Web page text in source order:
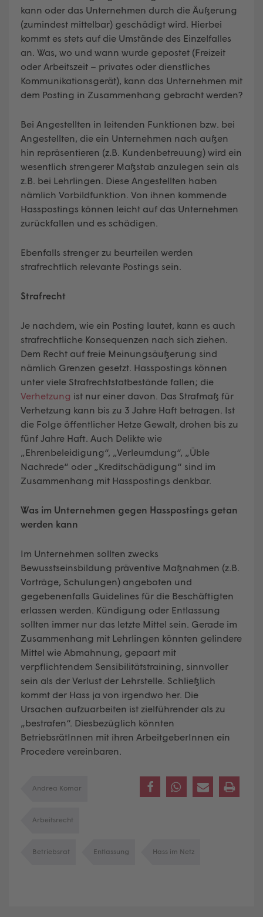
kann oder das Unternehmen durch die Äußerung
(zumindest mittelbar) geschädigt wird. Hierbei
kommt es stets auf die Umstände des Einzelfalles
an. Was, wo und wann wurde gepostet (Freizeit
oder Arbeitszeit – privates oder dienstliches
Kommunikationsgerät), kann das Unternehmen mit
dem Posting in Zusammenhang gebracht werden?
Bei Angestellten in leitenden Funktionen bzw. bei
Angestellten, die ein Unternehmen nach außen
hin repräsentieren (z.B. Kundenbetreuung) wird ein
wesentlich strengerer Maßstab anzulegen sein als
z.B. bei Lehrlingen. Diese Angestellten haben
nämlich Vorbildfunktion. Von ihnen kommende
Hasspostings können leicht auf das Unternehmen
zurückfallen und es schädigen.
Ebenfalls strenger zu beurteilen werden
strafrechtlich relevante Postings sein.
Strafrecht
Je nachdem, wie ein Posting lautet, kann es auch
strafrechtliche Konsequenzen nach sich ziehen.
Dem Recht auf freie Meinungsäußerung sind
nämlich Grenzen gesetzt. Hasspostings können
unter viele Strafrechtstatbestände fallen; die
Verhetzung ist nur einer davon. Das Strafmaß für
Verhetzung kann bis zu 3 Jahre Haft betragen. Ist
die Folge öffentlicher Hetze Gewalt, drohen bis zu
fünf Jahre Haft. Auch Delikte wie
„Ehrenbeleidigung“, „Verleumdung“, „Üble
Nachrede“ oder „Kreditschädigung“ sind im
Zusammenhang mit Hasspostings denkbar.
Was im Unternehmen gegen Hasspostings getan
werden kann
Im Unternehmen sollten zwecks
Bewusstseinsbildung präventive Maßnahmen (z.B.
Vorträge, Schulungen) angeboten und
gegebenenfalls Guidelines für die Beschäftigten
erlassen werden. Kündigung oder Entlassung
sollten immer nur das letzte Mittel sein. Gerade im
Zusammenhang mit Lehrlingen könnten gelindere
Mittel wie Abmahnung, gepaart mit
verpflichtendem Sensibilitätstraining, sinnvoller
sein als der Verlust der Lehrstelle. Schließlich
kommt der Hass ja von irgendwo her. Die
Ursachen aufzuarbeiten ist zielführender als zu
„bestrafen“. Diesbezüglich könnten
BetriebsrätInnen mit ihren ArbeitgeberInnen ein
Procedere vereinbaren.
Andrea Komar
Arbeitsrecht
Betriebsrat Entlassung Hass im Netz